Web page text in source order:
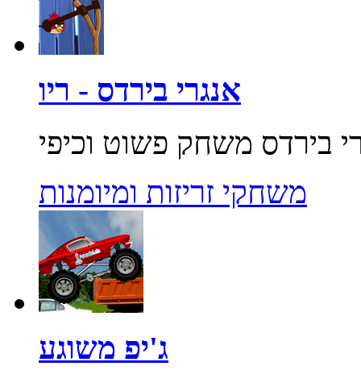
אנגרי בירדס - ריו
משחקי זריזות ומיומנות
ג'יפ משוגע